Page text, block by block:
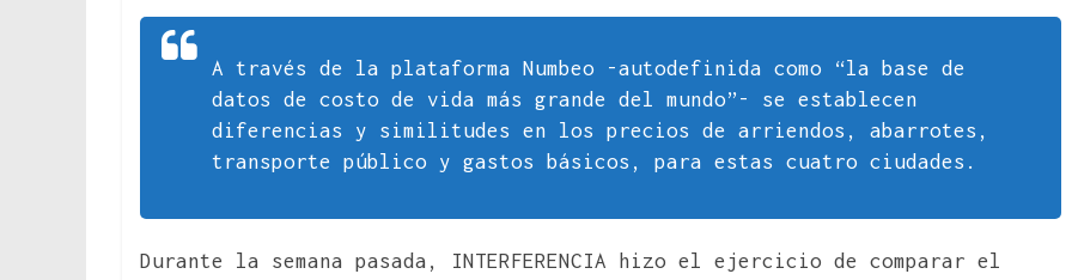
A través de la plataforma Numbeo -autodefinida como “la base de
datos de costo de vida más grande del mundo”- se establecen
diferencias y similitudes en los precios de arriendos, abarrotes,
transporte público y gastos básicos, para estas cuatro ciudades.
Durante la semana pasada, INTERFERENCIA hizo el ejercicio de comparar el